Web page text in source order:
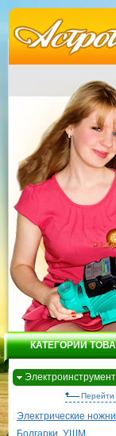
КАТЕГОРИИ
Перейти
Электрические
Болгарки, УШМ